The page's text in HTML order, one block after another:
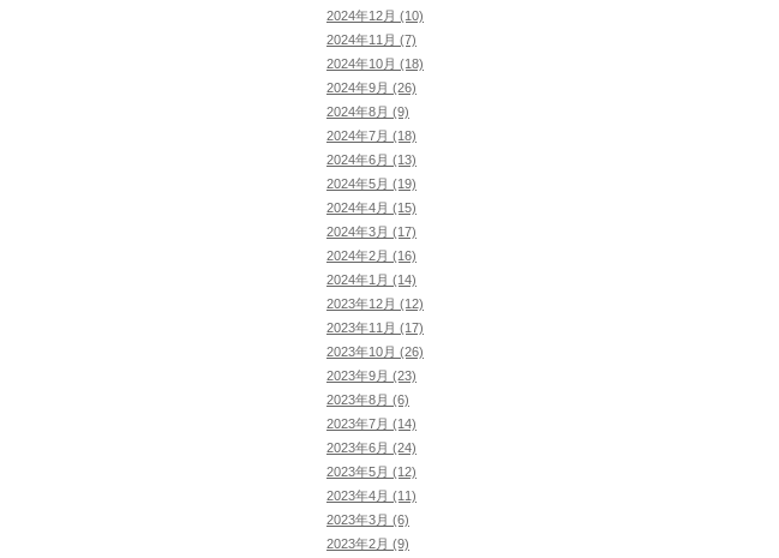
2024年12月 (10)
2024年11月 (7)
2024年10月 (18)
2024年9月 (26)
2024年8月 (9)
2024年7月 (18)
2024年6月 (13)
2024年5月 (19)
2024年4月 (15)
2024年3月 (17)
2024年2月 (16)
2024年1月 (14)
2023年12月 (12)
2023年11月 (17)
2023年10月 (26)
2023年9月 (23)
2023年8月 (6)
2023年7月 (14)
2023年6月 (24)
2023年5月 (12)
2023年4月 (11)
2023年3月 (6)
2023年2月 (9)